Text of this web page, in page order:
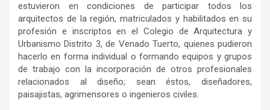
estuvieron en condiciones de participar todos los
arquitectos de la región, matriculados y habilitados en su
profesión e inscriptos en el Colegio de Arquitectura y
Urbanismo Distrito 3, de Venado Tuerto, quienes pudieron
hacerlo en forma individual o formando equipos y grupos
de trabajo con la incorporación de otros profesionales
relacionados al diseño; sean éstos, diseñadores,
paisajistas, agrimensores o ingenieros civiles.